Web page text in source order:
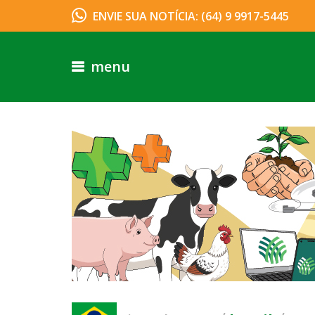
ENVIE SUA NOTÍCIA: (64) 9 9917-5445
menu